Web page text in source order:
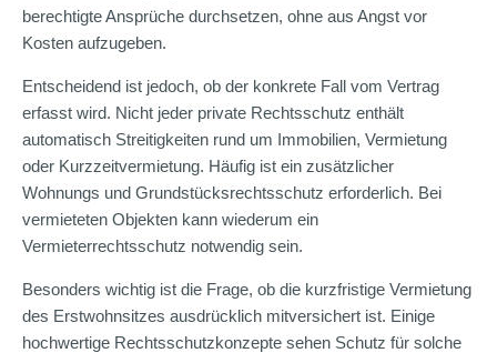
berechtigte Ansprüche durchsetzen, ohne aus Angst vor
Kosten aufzugeben.
Entscheidend ist jedoch, ob der konkrete Fall vom Vertrag
erfasst wird. Nicht jeder private Rechtsschutz enthält
automatisch Streitigkeiten rund um Immobilien, Vermietung
oder Kurzzeitvermietung. Häufig ist ein zusätzlicher
Wohnungs und Grundstücksrechtsschutz erforderlich. Bei
vermieteten Objekten kann wiederum ein
Vermieterrechtsschutz notwendig sein.
Besonders wichtig ist die Frage, ob die kurzfristige Vermietung
des Erstwohnsitzes ausdrücklich mitversichert ist. Einige
hochwertige Rechtsschutzkonzepte sehen Schutz für solche